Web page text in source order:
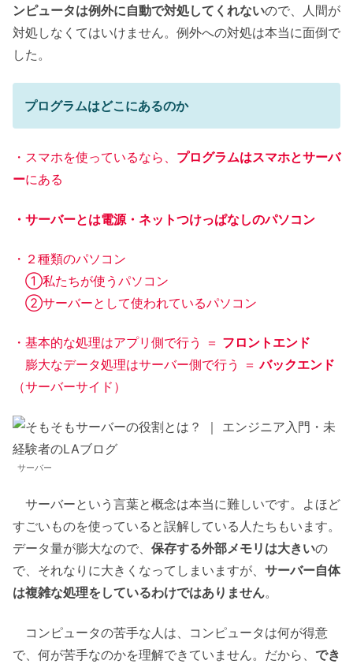
ンピュータは例外に自動で対処してくれないので、人間が
対処しなくてはいけません。例外への対処は本当に面倒で
した。
プログラムはどこにあるのか
・スマホを使っているなら、 プログラムはスマホとサーバ
ーにある
・サーバーとは電源・ネットつけっぱなしのパソコン
・２種類のパソコン
①私たちが使うパソコン
②サーバーとして使われているパソコン
・基本的な処理はアプリ側で行う ＝ フロントエンド
膨大なデータ処理はサーバー側で行う ＝ バックエンド
（サーバーサイド）
サーバー
サーバーという言葉と概念は本当に難しいです。よほど
すごいものを使っていると誤解している人たちもいます。
データ量が膨大なので、 保存する外部メモリは大きいの
で、それなりに大きくなってしまいますが、 サーバー自体
は複雑な処理をしているわけではありません。
コンピュータの苦手な人は、コンピュータは何が得意
で、何が苦手なのかを理解できていません。だから、 でき